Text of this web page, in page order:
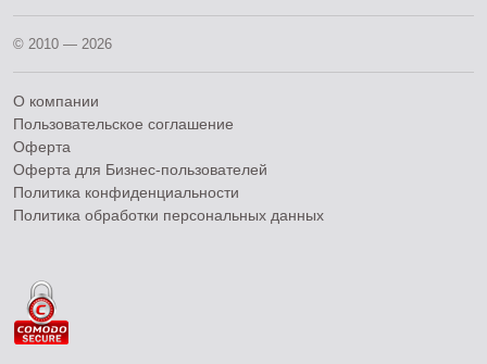
© 2010 — 2026
О компании
Пользовательское соглашение
Оферта
Оферта для Бизнес-пользователей
Политика конфиденциальности
Политика обработки персональных данных